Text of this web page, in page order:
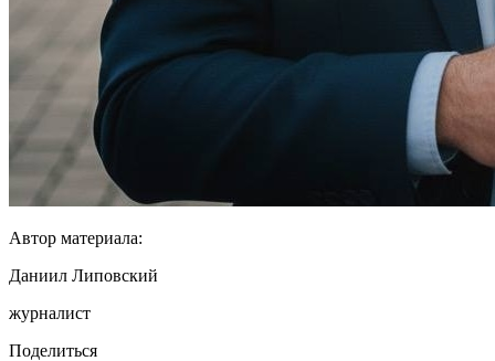
Автор материала:
Даниил Липовский
журналист
Поделиться